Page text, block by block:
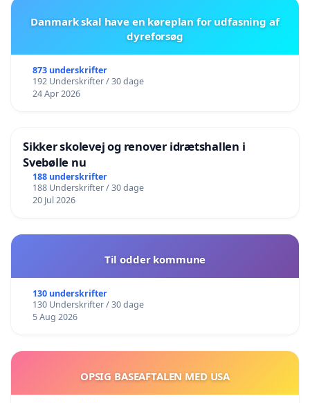
Danmark skal have en køreplan for udfasning af
dyreforsøg
873 underskrifter
192 Underskrifter / 30 dage
24 Apr 2026
Sikker skolevej og renover idrætshallen i
Svebølle nu
188 underskrifter
188 Underskrifter / 30 dage
20 Jul 2026
Til odder kommune
130 underskrifter
130 Underskrifter / 30 dage
5 Aug 2026
OPSIG BASEAFTALEN MED USA